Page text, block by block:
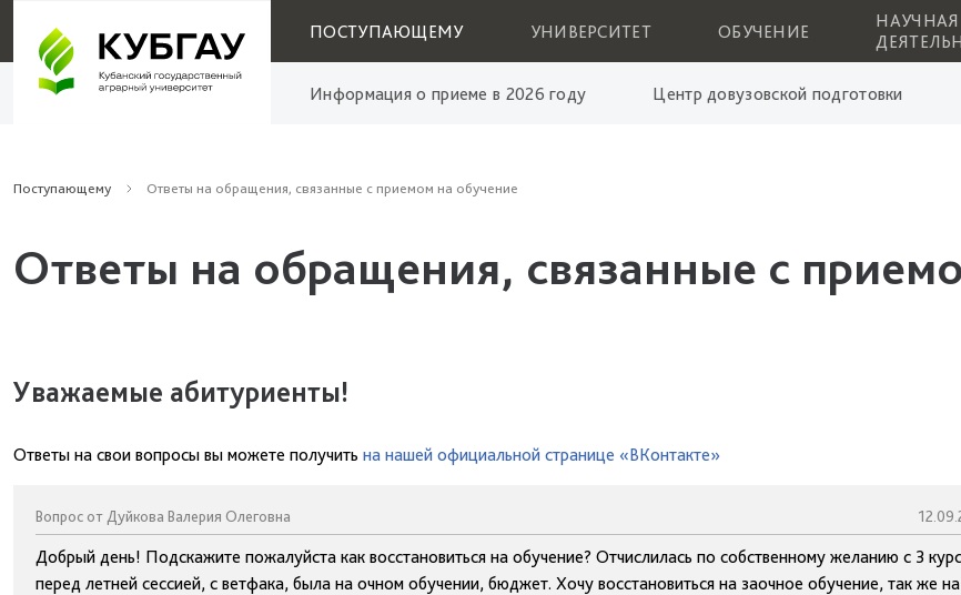
ПОСТУПАЮЩЕМУ УНИВЕРСИТЕТ ОБУЧЕНИЕ
НАУЧНАЯ
Информация о приеме в 2026 году Центр довузовской подготовки
Поступающему Ответы на обращения, связанные с приемом на обучение
Ответы на обращения, связанные с
Уважаемые абитуриенты!
Ответы на свои вопросы вы можете получить на нашей официальной странице «ВКонтакте»
Вопрос от Дуйкова Валерия Олеговна
Добрый день! Подскажите пожалуйста как восстановиться на обучение? Отчислилась по собственному желанию с 3
перед летней сессией, с ветфака, была на очном обучении, бюджет. Хочу восстановиться на заочное обучение, так же